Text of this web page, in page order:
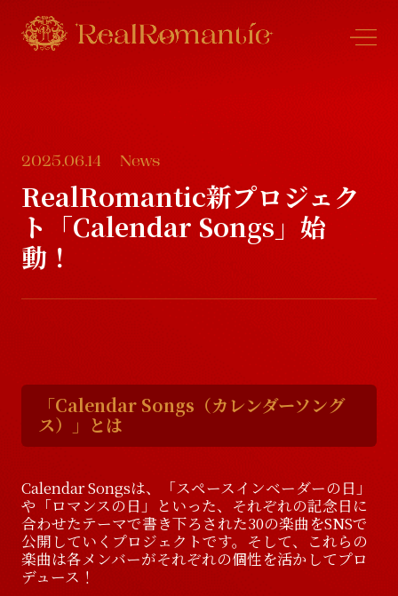
N e ws
Ne ws
Profle
Profle
Schedule
Schedule
Discography
Discography
Video
Video
Goods
Goods
2025.06.14 News
RealRomantic新プロジェク
ト「Calendar Songs」始
動！
「Calendar Songs（カレンダーソング
ス）」とは
Calendar Songsは、「スペースインベーダーの日」
や「ロマンスの日」といった、それぞれの記念日に
合わせたテーマで書き下ろされた30の楽曲をSNSで
公開していくプロジェクトです。そして、これらの
楽曲は各メンバーがそれぞれの個性を活かしてプロ
デュース！